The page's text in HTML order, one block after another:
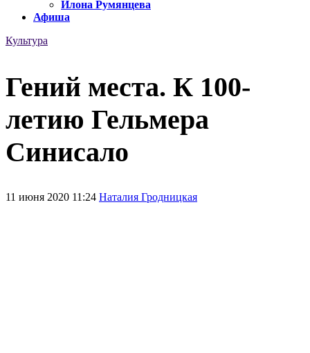
Илона Румянцева
Афиша
Культура
Гений места. К 100-
летию Гельмера
Синисало
11 июня 2020 11:24 Наталия Гродницкая